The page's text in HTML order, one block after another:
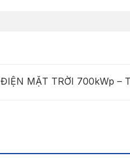
ĐIỆN MẶT TRỜI 700kWp –